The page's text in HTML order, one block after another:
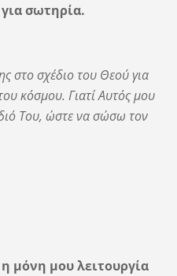
σωτηρία.
στο σχέδιο του Θεού για
κόσμου. Γιατί Αυτός μου
Του, ώστε να σώσω τον
μόνη μου λειτουργία